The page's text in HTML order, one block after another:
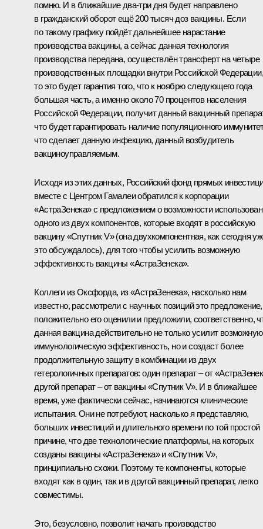
помню. И в ближайшие два-три дня будет направлено
в гражданский оборот ещё 200 тысяч доз вакцины. Если
по такому графику пойдёт дальнейшее нарастание
производства вакцины, а сейчас данная технология
производства передана, осуществлён трансферт на четыре
производственных площадки внутри Российской Федерации,
то это будет гарантия того, что к ноябрю следующего года
большая часть, а именно около 70 процентов населения
Российской Федерации, получит данный вакцинный
что будет гарантировать наличие популяционного
что сделает данную инфекцию, данный возбудитель
вакциноуправляемым.
Исходя из этих данных, Российский фонд прямых
вместе с Центром Гамалеи обратился к корпорации
«АстраЗенека» с предложением о возможности
одного из двух компонентов, которые входят в российскую
вакцину «Спутник V» (она двухкомпонентная, как сегодня
это обсуждалось), для того чтобы усилить возможную
эффективность вакцины «АстраЗенека».
Коллеги из Оксфорда, из «АстраЗенека», насколько нам
известно, рассмотрели с научных позиций это предложение,
положительно его оценили и предложили, соответственно,
данная вакцина действительно не только усилит возможную
иммунологическую эффективность, но и создаст более
продолжительную защиту в комбинации из двух
гетерологичных препаратов: один препарат – от
другой препарат – от вакцины «Спутник V». И в ближайшее
время, уже фактически сейчас, начинаются клинические
испытания. Они не потребуют, насколько я представляю,
больших инвестиций и длительного времени по той простой
причине, что две технологические платформы, на которых
созданы вакцины «АстраЗенека» и «Спутник V»,
принципиально схожи. Поэтому те компоненты, которые
входят как в один, так и в другой вакцинный препарат, легко
совместимы.
Это, безусловно, позволит начать производство